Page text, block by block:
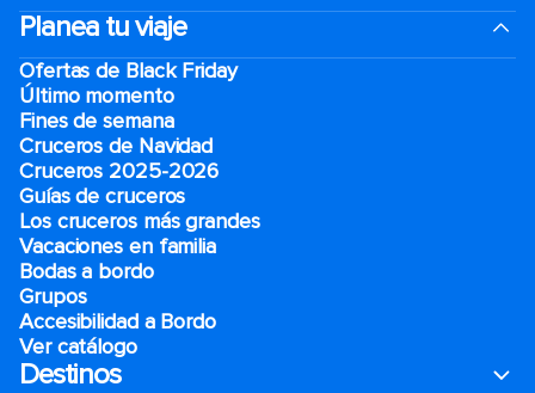
Planea tu viaje
Ofertas de Black Friday
Último momento
Fines de semana
Cruceros de Navidad
Cruceros 2025-2026
Guías de cruceros
Los cruceros más grandes
Vacaciones en familia
Bodas a bordo
Grupos
Accesibilidad a Bordo
Ver catálogo
Destinos